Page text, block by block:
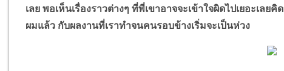
เลย พอเห็นเรื่องราวต่างๆ ที่พี่เขาอาจจะเข้าใจผิดไปเยอะเล
ผมแล้ว กับผลงานที่เราทำจนคนรอบข้างเริ่มจะเป็นห่วง